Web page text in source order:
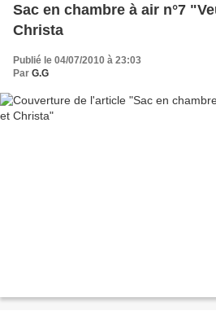
Sac en chambre à air n°7
Christa
Publié le 04/07/2010 à 23:03
Par G.G